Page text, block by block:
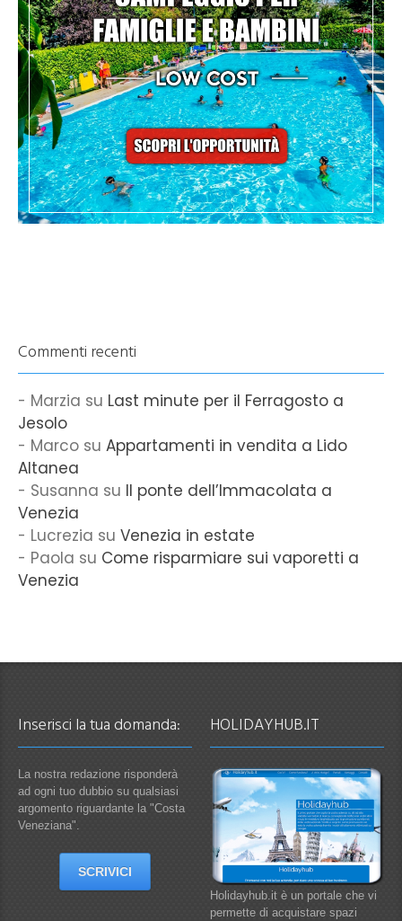
Commenti recenti
Marzia su Last minute per il Ferragosto a
Jesolo
Marco su Appartamenti in vendita a Lido
Altanea
Susanna su Il ponte dell’Immacolata a
Venezia
Lucrezia su Venezia in estate
Paola su Come risparmiare sui vaporetti a
Venezia
Inserisci la tua domanda:
La nostra redazione risponderà
ad ogni tuo dubbio su qualsiasi
argomento riguardante la "Costa
Veneziana".
SCRIVICI
HOLIDAYHUB.IT
Holidayhub.it è un portale che vi
permette di acquistare spazi